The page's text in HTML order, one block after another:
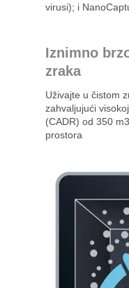
virusi); i
Iznimno
zraka
Uživajte u čistom
zahvaljujući
(CADR) od 350
prostora